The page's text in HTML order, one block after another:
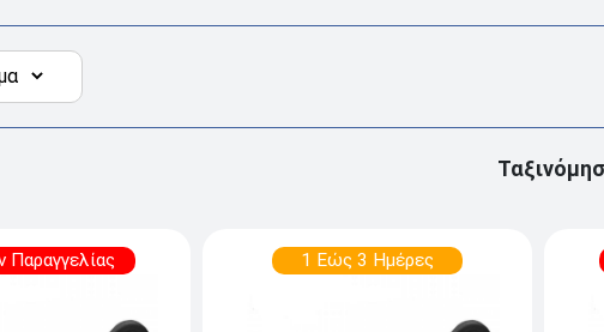
Παραγγελίας 1 Εώς 3 Ημέρες